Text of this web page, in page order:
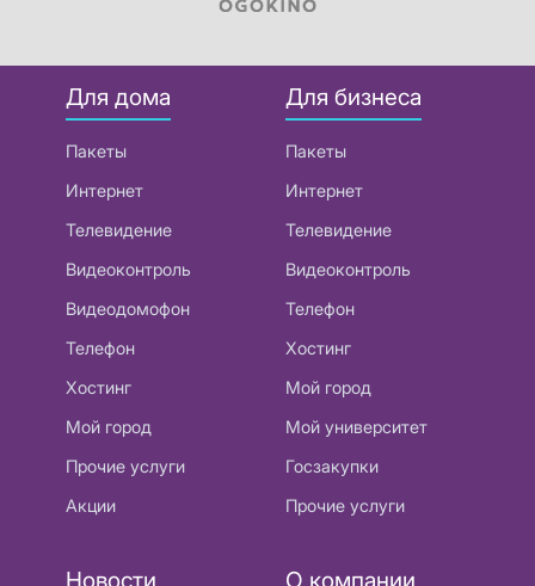
Для дома
Пакеты
Интернет
Телевидение
Видеоконтроль
Видеодомофон
Телефон
Хостинг
Мой город
Прочие услуги
Акции
Для бизнеса
Пакеты
Интернет
Телевидение
Видеоконтроль
Телефон
Хостинг
Мой город
Мой университет
Госзакупки
Прочие услуги
Новости О компании